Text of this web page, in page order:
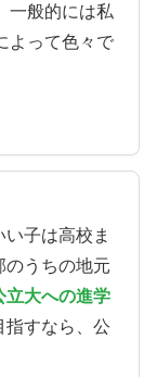
一般的には私
よって色々で
子は高校ま
のうちの地元
立大への進学
指すなら、公